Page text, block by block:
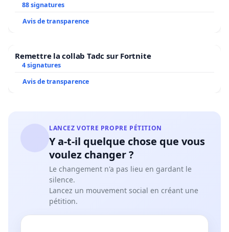
88 signatures
Avis de transparence
Remettre la collab Tadc sur Fortnite
4 signatures
Avis de transparence
LANCEZ VOTRE PROPRE PÉTITION
Y a-t-il quelque chose que vous
voulez changer ?
Le changement n'a pas lieu en gardant le
silence.
Lancez un mouvement social en créant une
pétition.